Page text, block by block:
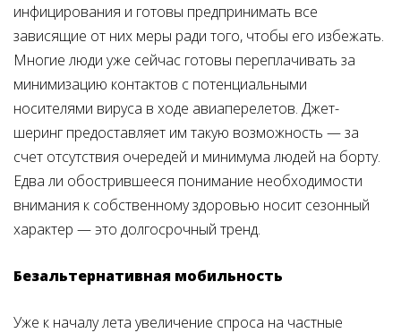
инфицирования и готовы предпринимать все
зависящие от них меры ради того, чтобы его избежать.
Многие люди уже сейчас готовы переплачивать за
минимизацию контактов с потенциальными
носителями вируса в ходе авиаперелетов. Джет-
шеринг предоставляет им такую возможность —за
счет отсутствия очередей и минимума людей на борту.
Едва ли обострившееся понимание необходимости
внимания к собственному здоровью носит сезонный
характер — это долгосрочный тренд.
Безальтернативная мобильность
Уже к началу лета увеличение спроса на частные